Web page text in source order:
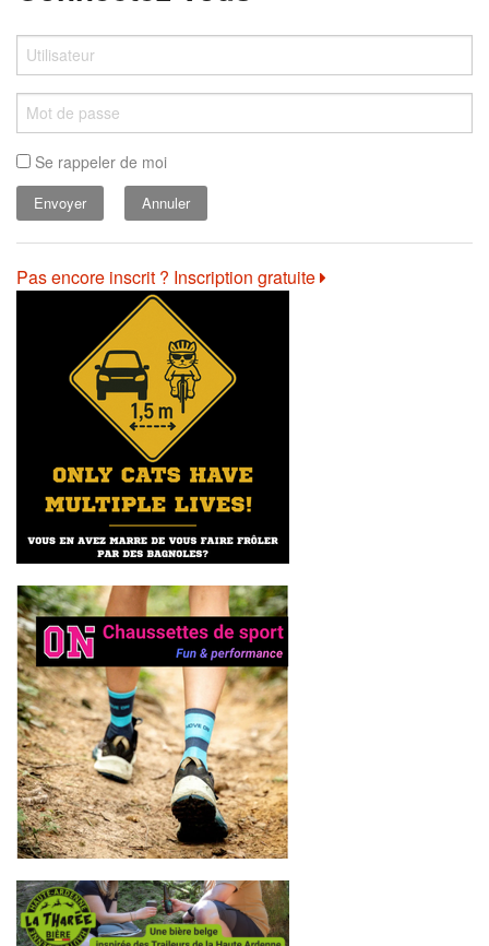
Se rappeler de moi
Annuler
Pas encore inscrit ? Inscription gratuite